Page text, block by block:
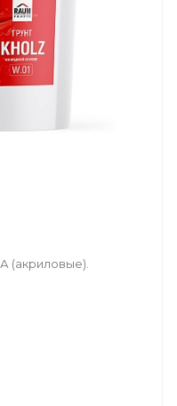
А (акриловые).